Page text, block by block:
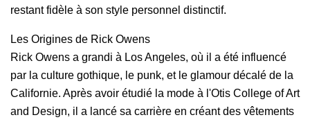
restant fidèle à son style personnel distinctif.
Les Origines de Rick Owens
Rick Owens a grandi à Los Angeles, où il a été influencé
par la culture gothique, le punk, et le glamour décalé de la
Californie. Après avoir étudié la mode à l'Otis College of Art
and Design, il a lancé sa carrière en créant des vêtements